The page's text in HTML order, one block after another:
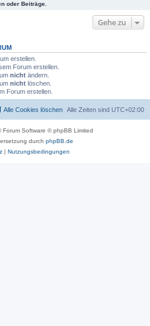
oder Beiträge.
Gehe zu
erstellen.
Forum erstellen.
nicht ändern.
nicht löschen.
Forum erstellen.
Alle Zeiten sind UTC+02:00
Alle Cookies löschen
Forum Software © phpBB Limited
durch phpBB.de
| Nutzungsbedingungen